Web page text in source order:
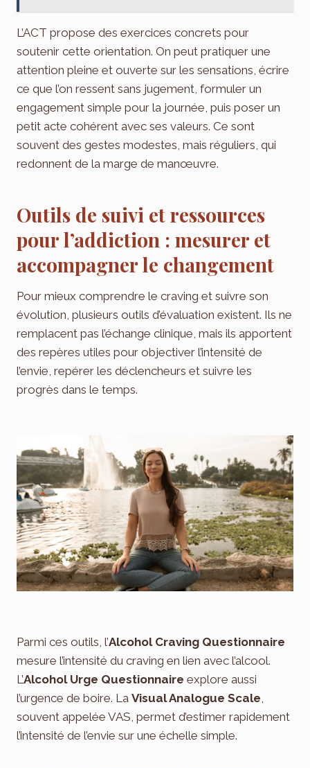
L’ACT propose des exercices concrets pour
soutenir cette orientation. On peut pratiquer une
attention pleine et ouverte sur les sensations, écrire
ce que l’on ressent sans jugement, formuler un
engagement simple pour la journée, puis poser un
petit acte cohérent avec ses valeurs. Ce sont
souvent des gestes modestes, mais réguliers, qui
redonnent de la marge de manœuvre.
Outils de suivi et ressources
pour l’addiction : mesurer et
accompagner le changement
Pour mieux comprendre le craving et suivre son
évolution, plusieurs outils d’évaluation existent. Ils ne
remplacent pas l’échange clinique, mais ils apportent
des repères utiles pour objectiver l’intensité de
l’envie, repérer les déclencheurs et suivre les
progrès dans le temps.
Parmi ces outils, l’Alcohol Craving Questionnaire
mesure l’intensité du craving en lien avec l’alcool.
L’Alcohol Urge Questionnaire explore aussi
l’urgence de boire. La Visual Analogue Scale
souvent appelée VAS, permet d’estimer rapidement
l’intensité de l’envie sur une échelle simple.